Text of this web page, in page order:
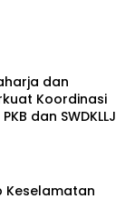
dan
Koordinasi
dan SWDKLLJ
Keselamatan